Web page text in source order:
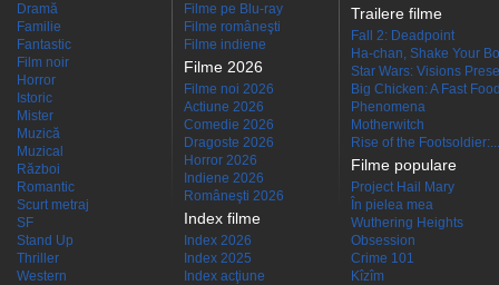
Dramă
Familie
Fantastic
Film noir
Horror
Istoric
Mister
Muzică
Muzical
Război
Romantic
Scurt metraj
SF
Stand Up
Thriller
Western
Filme pe Blu-ray
Filme româneşti
Filme indiene
Filme 2026
Filme noi 2026
Actiune 2026
Comedie 2026
Dragoste 2026
Horror 2026
Indiene 2026
Româneşti 2026
Index filme
Index 2026
Index 2025
Index acţiune
Trailere filme
Fall 2: Deadpoint
Ha-chan, Shake Your
Star Wars: Visions
Big Chicken: A Fast
Phenomena
Motherwitch
Rise of the Footsoldier:...
Filme populare
Project Hail Mary
În pielea mea
Wuthering Heights
Obsession
Crime 101
Kîzîm